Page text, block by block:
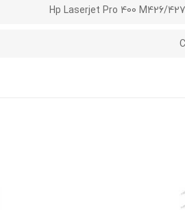
Hp Laserjet Pro 400 M426/